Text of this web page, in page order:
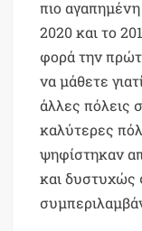
πιο
2020 και το
φορά την
να μάθετε
άλλες πόλεις
καλύτερες
ψηφίστηκαν
και δυστυχώς